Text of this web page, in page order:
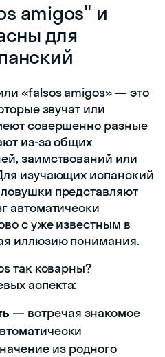
amigos" и
для
«falsos amigos» — это
звучат или
совершенно разные
из-за общих
заимствований или
изучающих испанский
представляют
автоматически
с уже известным в
иллюзию понимания.
так коварны?
аспекта:
— встречая знакомое
из родного